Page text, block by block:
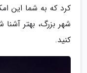
کرد که به شما این
شهر بزرگ، بهتر
کنید.